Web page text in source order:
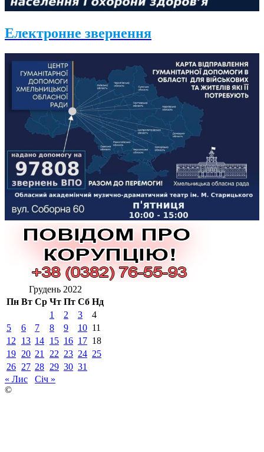
Електронне звернення
Грудень 2022
Пн Вт Ср Чт Пт Сб Нд
1
2 3
4
5
6 7 8 9 10 11
12
13 14 15 16 17 18
19 20 21 22 23 24 25
26 27 28 29 30 31
« Лис
Січ »
©